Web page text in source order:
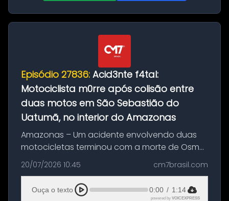
Episódio 27836: Acid3nte f4tal:
Motociclista m0rre após colisão entre
duas motos em São Sebastião do
Uatumã, no interior do Amazonas
Amazonas – Um acidente envolvendo duas
motocicletas terminou com a morte de Osmar
Figueiredo de Souza, de 38 anos, no município
de São Sebastião do Uatumã, no interior do
Amazonas. A colisão ocorreu n...
20/07/2026 10:45 cm7brasil.com
Ouça o texto 0:00 / 1:14
powered by VOICEXPRESS